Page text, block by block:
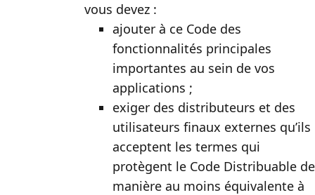
vous devez :
ajouter à ce Code des
fonctionnalités principales
importantes au sein de vos
applications ;
exiger des distributeurs et des
utilisateurs finaux externes qu’ils
acceptent les termes qui
protègent le Code Distribuable de
manière au moins équivalente à